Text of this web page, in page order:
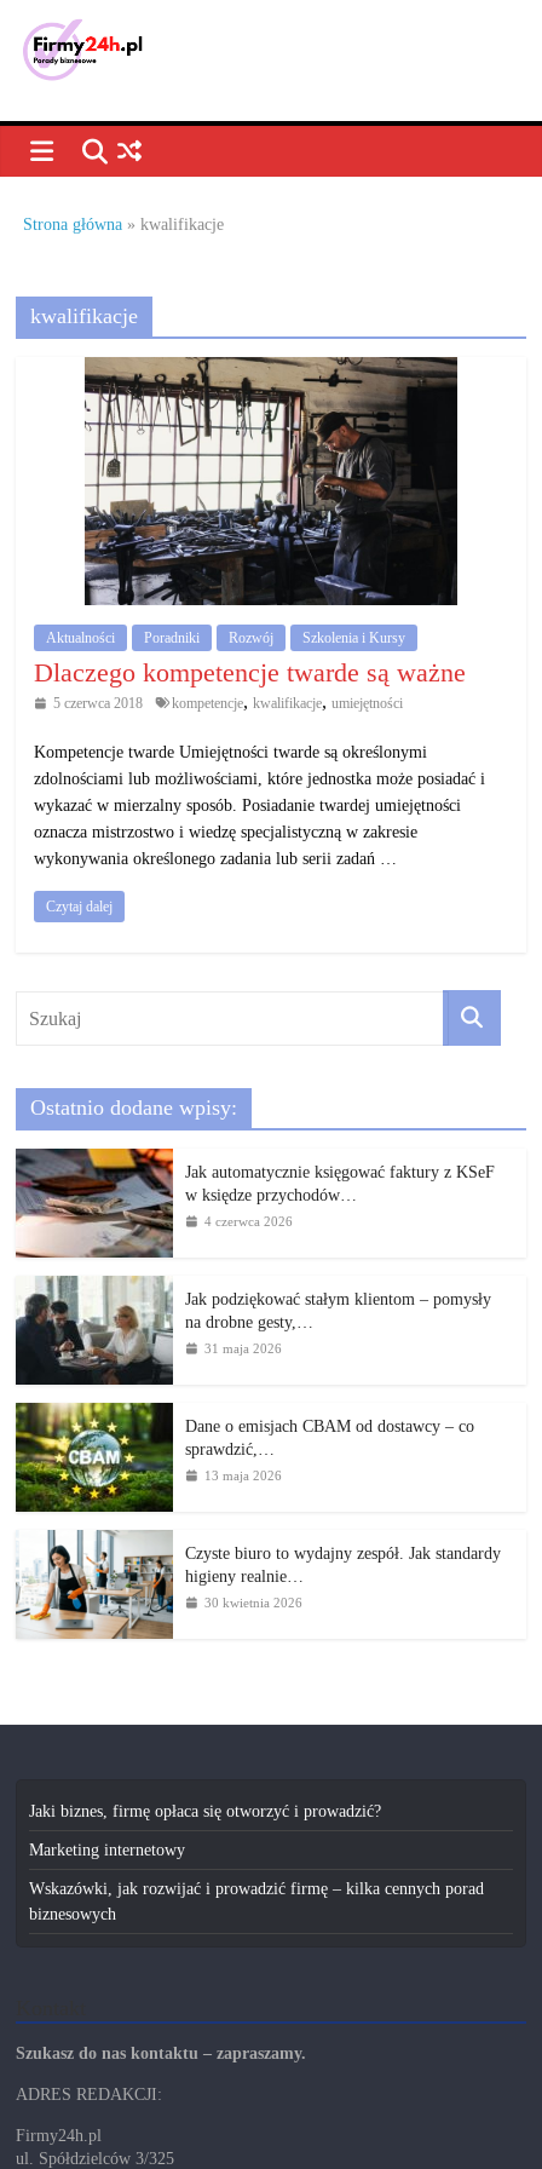
contentPorady
biznesowe,
dla
firm
–
prowadzić
działalność
gospodarczą.
Porady
biznesowe
Strona główna »kwalifikacje
kwalifikacje
Aktualności Poradniki Rozwój Szkolenia i Kursy
Dlaczego kompetencje twarde są ważne
5 czerwca 2018 kompetencje, kwalifikacje, umiejętności
Kompetencje twarde Umiejętności twarde są określonymi
zdolnościami lub możliwościami, które jednostka może posiadać i
wykazać w mierzalny sposób. Posiadanie twardej umiejętności
oznacza mistrzostwo i wiedzę specjalistyczną w zakresie
wykonywania określonego zadania lub serii zadań …
Czytaj dalej
Ostatnio dodane wpisy:
Jak automatycznie księgować faktury z KSeF
w księdze przychodów…
4 czerwca 2026
Jak podziękować stałym klientom – pomysły
na drobne gesty,…
31 maja 2026
Dane o emisjach CBAM od dostawcy – co
sprawdzić,…
13 maja 2026
Czyste biuro to wydajny zespół. Jak standardy
higieny realnie…
30 kwietnia 2026
Jaki biznes, firmę opłaca się otworzyć i prowadzić?
Marketing internetowy
Wskazówki, jak rozwijać i prowadzić firmę – kilka cennych porad
biznesowych
Szukasz do nas kontaktu – zapraszamy.
ADRES REDAKCJI:
Firmy24h.pl
ul. Spółdzielców 3/325